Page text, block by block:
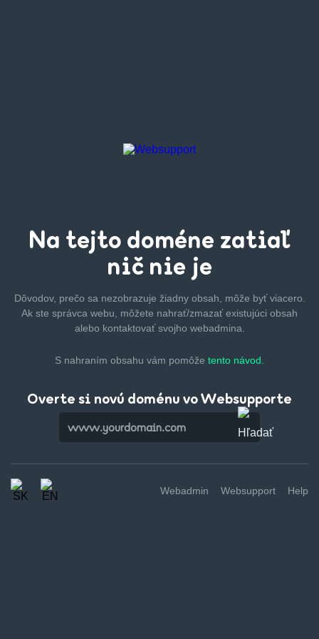
Na tejto doméne zatiaľ
nič nie je
Dôvodov, prečo sa nezobrazuje žiadny obsah, môže byťviacero.
Ak ste správca webu, môžete nahrať/zmazaťexistujúci obsah
alebo kontaktovať svojho webadmina.
S nahraním obsahu vám pomôže tento návod.
Overte si novú doménu vo Websupporte
Webadmin Websupport Help